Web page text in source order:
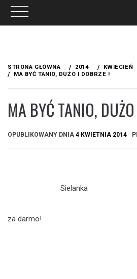
treści
STRONA GŁÓWNA 2014 KWIECIEŃ
MA BYĆ TANIO, DUŻO I DOBRZE !
MA BYĆ TANIO,
OPUBLIKOWANY DNIA 4 KWIETNIA 2014
Sielanka
za darmo!